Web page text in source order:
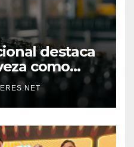
destaca
como